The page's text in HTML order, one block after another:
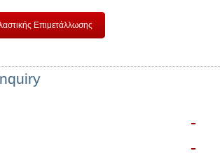
Επιμετάλλωσης